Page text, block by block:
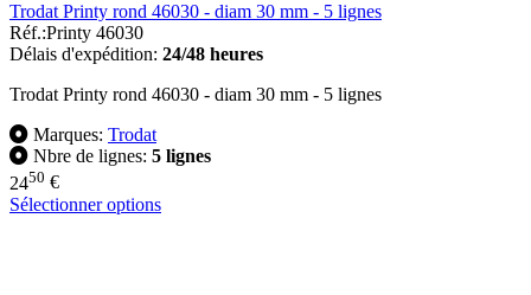
Trodat Printy rond 46030 - diam 30 mm - 5 lignes
Réf.:Printy 46030
Délais d'expédition: 24/48 heures
Trodat Printy rond 46030 - diam 30 mm - 5 lignes
Marques: Trodat
Nbre de lignes: 5 lignes
2450 €
Sélectionner options